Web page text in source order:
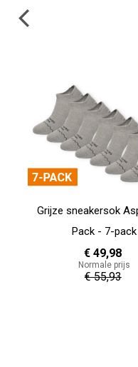
Grijze sneakersok
Pack - 7-pack
€ 49,98
Normale prijs
€ 55,93